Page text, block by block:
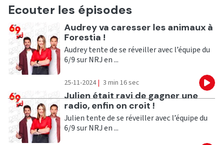
Ecouter les épisodes
Ecouter
Audrey va caresser les animaux à
Forestia !
Audrey tente de se réveiller avec l’équipe du
6/9 sur NRJ en ...
25-11-2024 | 3 min 16 sec
Ecouter
Julien était ravi de gagner une
radio, enfin on croit !
Julien tente de se réveiller avec l’équipe du
6/9 sur NRJ en ...